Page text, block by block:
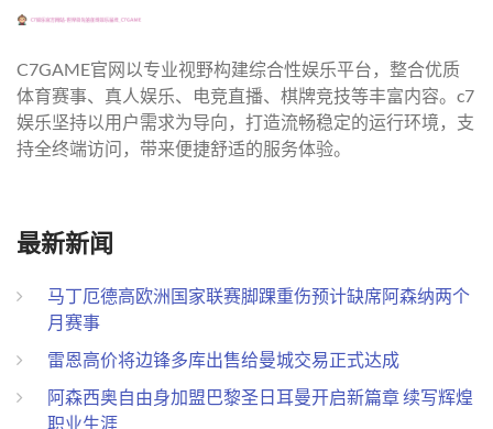
C7GAME官网以专业视野构建综合性娱乐平台，整合优质
体育赛事、真人娱乐、电竞直播、棋牌竞技等丰富内容。c7
娱乐坚持以用户需求为导向，打造流畅稳定的运行环境，支
持全终端访问，带来便捷舒适的服务体验。
最新新闻
马丁厄德高欧洲国家联赛脚踝重伤预计缺席阿森纳两个
月赛事
雷恩高价将边锋多库出售给曼城交易正式达成
阿森西奥自由身加盟巴黎圣日耳曼开启新篇章 续写辉煌
职业生涯